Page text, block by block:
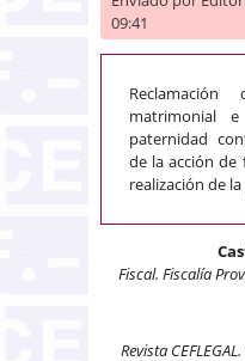
09:41
matrimonial
paternidad
de la acción de
realización de
Fiscal. Fiscalía
Revista